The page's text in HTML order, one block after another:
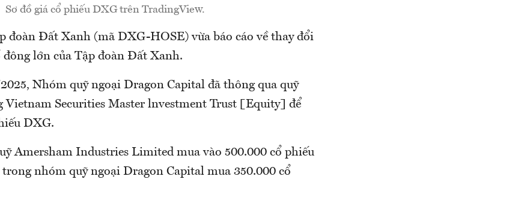
Sơ đồ giá cổ phiếu DXG trên TradingView.
đoàn Đất Xanh (mã DXG-HOSE) vừa báo cáo về thay đổi
đông lớn của Tập đoàn Đất Xanh.
Nhóm quỹ ngoại Dragon Capital đã thông qua quỹ
Vietnam Securities Master lnvestment Trust [Equity] để
DXG.
Amersham Industries Limited mua vào 500.000 cổ phiếu
trong nhóm quỹ ngoại Dragon Capital mua 350.000 cổ